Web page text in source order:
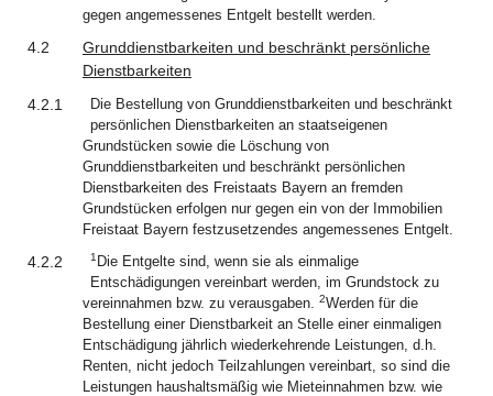
gegen angemessenes Entgelt bestellt werden.
4.2
Grunddienstbarkeiten und beschränkt persönliche
Dienstbarkeiten
4.2.1
Die Bestellung von Grunddienstbarkeiten und beschränkt
persönlichen Dienstbarkeiten an staatseigenen
Grundstücken sowie die Löschung von
Grunddienstbarkeiten und beschränkt persönlichen
Dienstbarkeiten des Freistaats Bayern an fremden
Grundstücken erfolgen nur gegen ein von der Immobilien
Freistaat Bayern festzusetzendes angemessenes Entgelt.
4.2.2 1 Die Entgelte sind, wenn sie als einmalige
Entschädigungen vereinbart werden, im Grundstock zu
vereinnahmen bzw. zu verausgaben. 2Werden für die
Bestellung einer Dienstbarkeit an Stelle einer einmaligen
Entschädigung jährlich wiederkehrende Leistungen, d.h.
Renten, nicht jedoch Teilzahlungen vereinbart, so sind die
Leistungen haushaltsmäßig wie Mieteinnahmen bzw. wie